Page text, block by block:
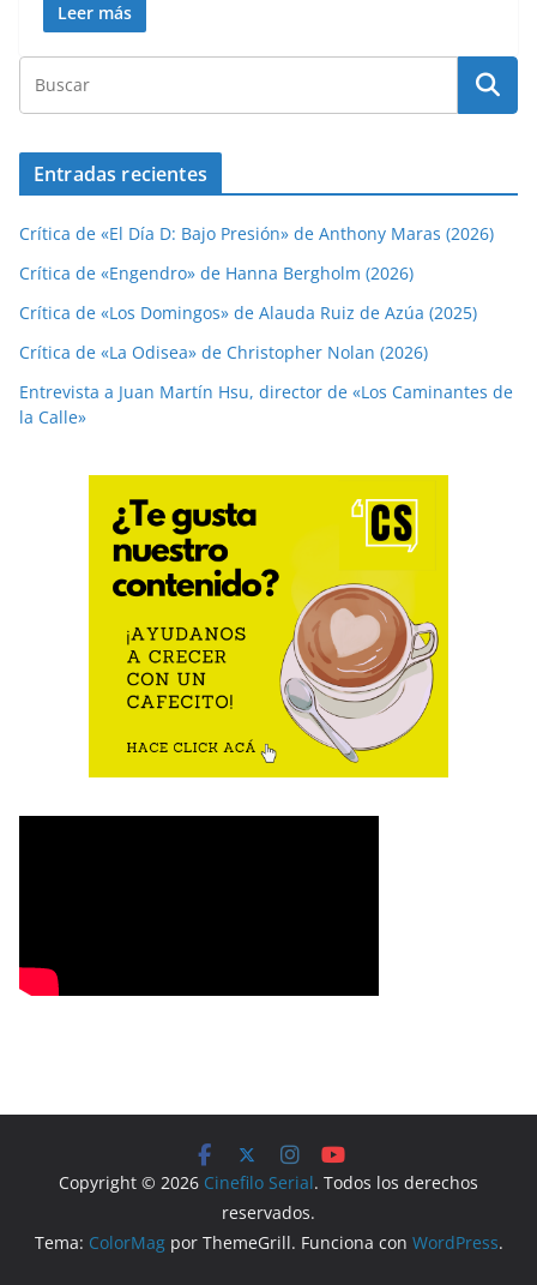
Leer más
Entradas recientes
Crítica de «El Día D: Bajo Presión» de Anthony Maras (2026)
Crítica de «Engendro» de Hanna Bergholm (2026)
Crítica de «Los Domingos» de Alauda Ruiz de Azúa (2025)
Crítica de «La Odisea» de Christopher Nolan (2026)
Entrevista a Juan Martín Hsu, director de «Los Caminantes de
la Calle»
Copyright © 2026 Cinefilo Serial. Todos los derechos
reservados.
Tema: ColorMagpor ThemeGrill. Funciona con WordPress.